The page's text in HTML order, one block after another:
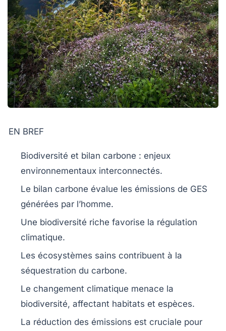
EN BREF
Biodiversité et bilan carbone : enjeux
environnementaux interconnectés.
Le bilan carbone évalue les émissions de GES
générées par l’homme.
Une biodiversité riche favorise la régulation
climatique.
Les écosystèmes sains contribuent à la
séquestration du carbone.
Le changement climatique menace la
biodiversité, affectant habitats et espèces.
La réduction des émissions est cruciale pour